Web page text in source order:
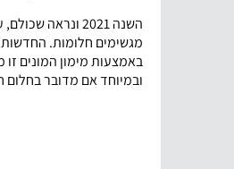
השנה 2021
מגשימים חלומות.
באמצעות מימון המונים
ובמיוחד אם מדובר בחלום